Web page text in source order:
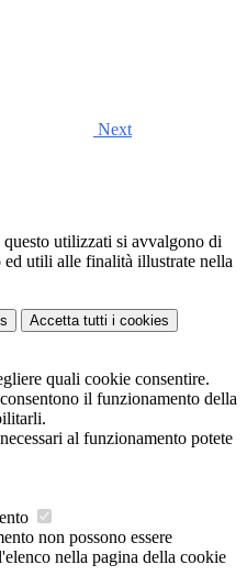
Next
utilizzati si avvalgono di
ed utili alle finalità illustrate nella
Accetta tutti i cookies
quali cookie consentire.
il funzionamento della
al funzionamento potete
non possono essere
nella pagina della cookie